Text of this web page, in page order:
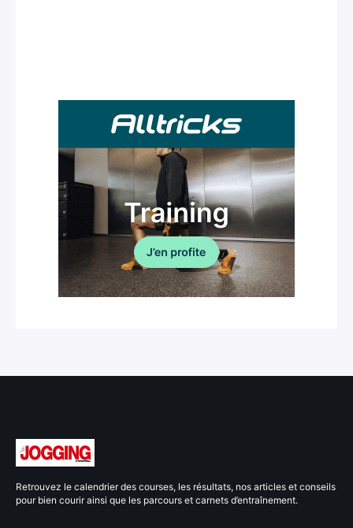
Retrouvez le calendrier des courses, les résultats, nos articles et conseils
pour bien courir ainsi que les parcours et carnets d’entraînement.